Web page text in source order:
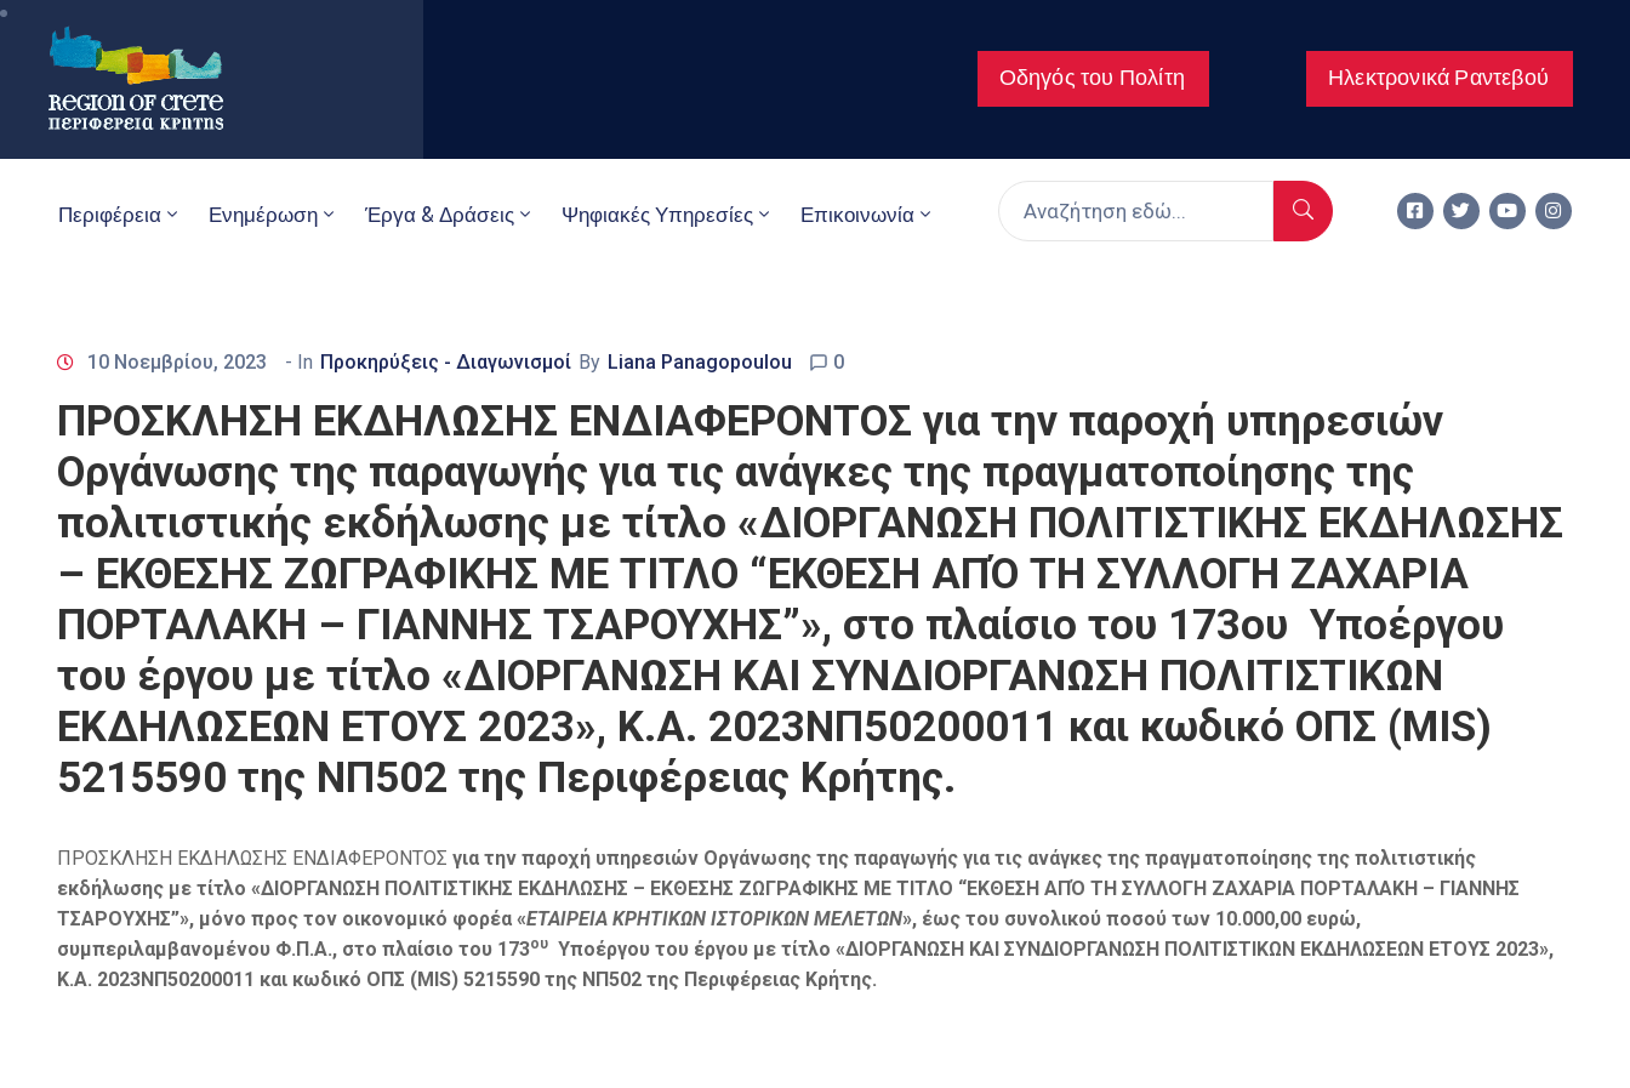
Οδηγός του Πολίτη Ηλεκτρονικά Ραντεβού
Περιφέρεια Ενημέρωση Έργα & Δράσεις Ψηφιακές Υπηρεσίες Επικοινωνία
10 Νοεμβρίου, 2023 - In Προκηρύξεις - Διαγωνισμοί By Liana Panagopoulou 0
ΠΡΟΣΚΛΗΣΗ ΕΚΔΗΛΩΣΗΣ ΕΝΔΙΑΦΕΡΟΝΤΟΣ για την παροχή υπηρεσιών
Οργάνωσης της παραγωγής για τις ανάγκες της πραγματοποίησης της
πολιτιστικής εκδήλωσης με τίτλο «ΔΙΟΡΓΑΝΩΣΗ ΠΟΛΙΤΙΣΤΙΚΗΣ ΕΚΔΗΛΩΣΗΣ
– ΕΚΘΕΣΗΣ ΖΩΓΡΑΦΙΚΗΣ ΜΕ ΤΙΤΛΟ “ΕΚΘΕΣΗ ΑΠΌ ΤΗ ΣΥΛΛΟΓΗ ΖΑΧΑΡΙΑ
ΠΟΡΤΑΛΑΚΗ – ΓΙΑΝΝΗΣ ΤΣΑΡΟΥΧΗΣ”», στο πλαίσιο του 173ου Υποέργου
του έργου με τίτλο «ΔΙΟΡΓΑΝΩΣΗ ΚΑΙ ΣΥΝΔΙΟΡΓΑΝΩΣΗ ΠΟΛΙΤΙΣΤΙΚΩΝ
ΕΚΔΗΛΩΣΕΩΝ ΕΤΟΥΣ 2023», Κ.Α. 2023ΝΠ50200011 και κωδικό ΟΠΣ (MIS)
5215590 της ΝΠ502 της Περιφέρειας Κρήτης.
ΠΡΟΣΚΛΗΣΗ ΕΚΔΗΛΩΣΗΣ ΕΝΔΙΑΦΕΡΟΝΤΟΣ για την παροχή υπηρεσιών Οργάνωσης της παραγωγής για τις ανάγκες της πραγματοποίησης της πολιτιστικής
εκδήλωσης με τίτλο «ΔΙΟΡΓΑΝΩΣΗ ΠΟΛΙΤΙΣΤΙΚΗΣ ΕΚΔΗΛΩΣΗΣ – ΕΚΘΕΣΗΣ ΖΩΓΡΑΦΙΚΗΣ ΜΕ ΤΙΤΛΟ “ΕΚΘΕΣΗ ΑΠΌ ΤΗ ΣΥΛΛΟΓΗ ΖΑΧΑΡΙΑ ΠΟΡΤΑΛΑΚΗ – ΓΙΑΝΝΗΣ
ΤΣΑΡΟΥΧΗΣ”», μόνο προς τον οικονομικό φορέα «ΕΤΑΙΡΕΙΑ ΚΡΗΤΙΚΩΝ ΙΣΤΟΡΙΚΩΝ ΜΕΛΕΤΩΝ», έως του συνολικού ποσού των 10.000,00 ευρώ,
συμπεριλαμβανομένου Φ.Π.Α., στο πλαίσιο του 173ου Υποέργου του έργου με τίτλο «ΔΙΟΡΓΑΝΩΣΗ ΚΑΙ ΣΥΝΔΙΟΡΓΑΝΩΣΗ ΠΟΛΙΤΙΣΤΙΚΩΝ ΕΚΔΗΛΩΣΕΩΝ ΕΤΟΥΣ 2023»,
Κ.Α. 2023ΝΠ50200011 και κωδικό ΟΠΣ (MIS) 5215590 της ΝΠ502 της Περιφέρειας Κρήτης.